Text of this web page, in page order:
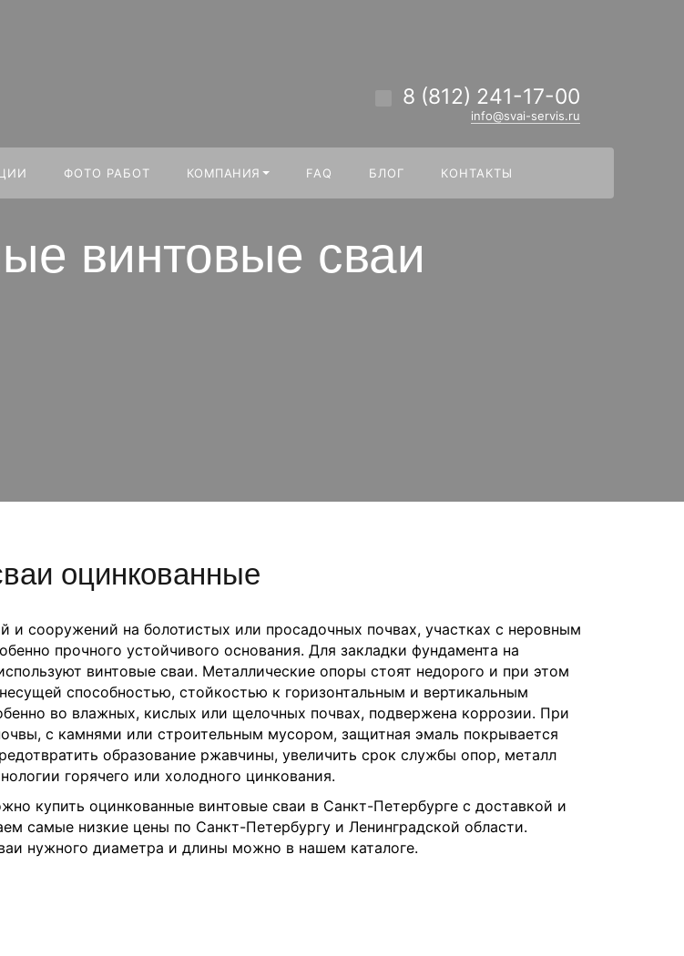
8 (812) 241-17-00
info@svai-servis.ru
ФОТО РАБОТ КОМПАНИЯ FAQ БЛОГ КОНТАКТЫ
винтовые сваи
оцинкованные
и сооружений на болотистых или просадочных почвах, участках с неровным
прочного устойчивого основания. Для закладки фундамента на
винтовые сваи. Металлические опоры стоят недорого и при этом
способностью, стойкостью к горизонтальным и вертикальным
во влажных, кислых или щелочных почвах, подвержена коррозии. При
с камнями или строительным мусором, защитная эмаль покрывается
образование ржавчины, увеличить срок службы опор, металл
горячего или холодного цинкования.
купить оцинкованные винтовые сваи в Санкт-Петербурге с доставкой и
самые низкие цены по Санкт-Петербургу и Ленинградской области.
нужного диаметра и длины можно в нашем каталоге.